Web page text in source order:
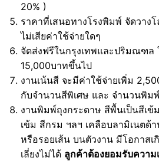
20% )
ราคาที่เสนอทางโรงพิมพ์ จัดวาง
ไม่เสียค่าใช้จ่ายใดๆ
จัดส่งฟรีในกรุงเทพและปริมณฑล
15,000บาทขึ้นไป
งานเน้นสี จะมีค่าใช้จ่ายเพิ่ม
กับจำนวนสีพิเศษ และ จำนวนพิมพ์
งานพิมพ์ถุงกระดาษ สีพื้นเป็นสีเข้
เข้ม สีกรม ฯลฯ เคลือบลามิเนตด้
หรือรอยเส้น บนตัวงาน มีโอกาส
เลี่ยงไม่ได้ ลูกค้าต้องยอมรับความ